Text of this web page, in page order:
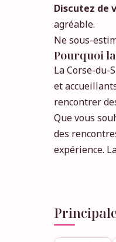
Discutez de
agréable.
Ne sous-
Pourquoi
La Corse-du-
et
rencontrer
Que vous
des
expérience.